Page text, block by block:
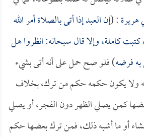
هريرة: (إن العبد إذا أتى بالصلاة أمر الله
كاملة، وإلا قال سبحانه: انظروا هل
فرضه) فلو صح حمل على أنه أتى بشيء
ولا يكون حكمه حكم من ترك، بخلاف
كمن يصلي الظهر دون الفجر، أو يصلي
أو ما أشبه ذلك، فمن ترك بعضها حكم